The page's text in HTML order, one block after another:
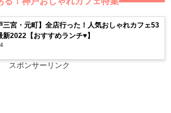
三宮・元町】全店行った！人気おしゃれカフェ53
新2022【おすすめランチ♥】
スポンサーリンク